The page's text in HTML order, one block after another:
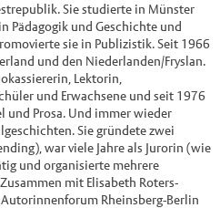
Sie studierte in Münster
Pädagogik und Geschichte und
sie in Publizistik. Seit 1966
und den Niederlanden/Fryslan.
Lektorin,
und Erwachsene und seit 1976
und Prosa. Und immer wieder
Sie gründete zwei
war viele Jahre als Jurorin (wie
und organisierte mehrere
mit Elisabeth Roters-
Rheinsberg-Berlin